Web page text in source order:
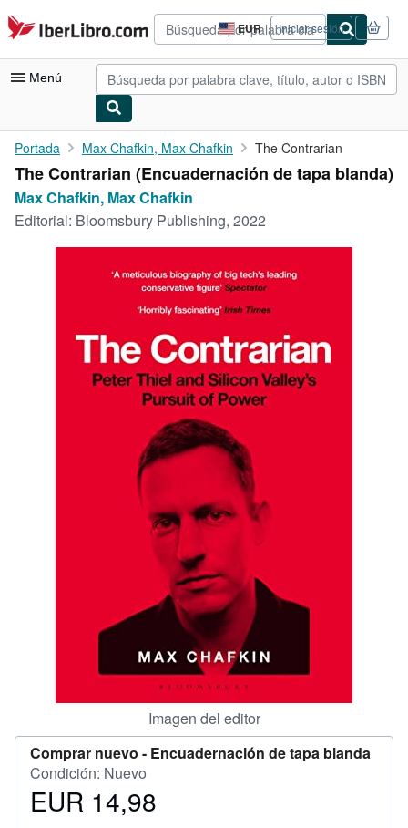
Pasar al contenido principal
IberLibro.com EUR
Preferencias
de
compra
del
Iniciar sesión
Menú
Mi cuenta
Consultar mis pedidos
Búsqueda avanzada
Vendedores
Comenzar a vender
CERRAR
Portada Max Chafkin, Max Chafkin The Contrarian
The Contrarian (Encuadernación de tapa blanda)
Max Chafkin, Max Chafkin
Editorial: Bloomsbury Publishing, 2022
Imagen del editor
Comprar nuevo - Encuadernación de tapa blanda
Condición: Nuevo
Precio
EUR 14,98